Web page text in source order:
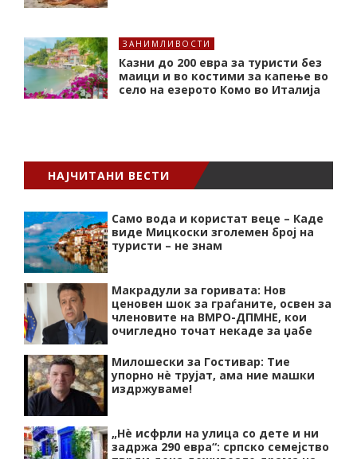
ЗАНИМЛИВОСТИ
Казни до 200 евра за туристи без
маици и во костими за капење во
село на езерото Комо во Италија
НАЈЧИТАНИ ВЕСТИ
Само вода и користат веце – Каде
виде Мицкоски зголемен број на
туристи – не знам
Макрадули за горивата: Нов
ценовен шок за граѓаните, освен за
членовите на ВМРО-ДПМНЕ, кои
очигледно точат некаде за џабе
Милошески за Гостивар: Тие
упорно нѐ трујат, ама ние машки
издржуваме!
„Нѐ исфрли на улица со дете и ни
задржа 290 евра“: српско семејство